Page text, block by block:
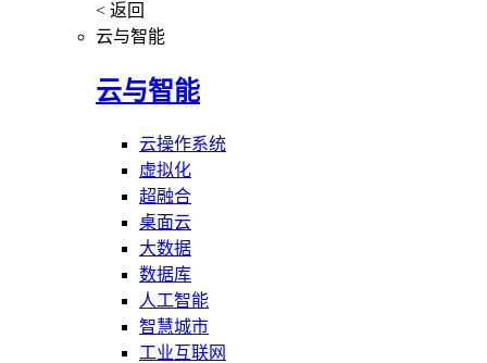
< 返回
云与智能
云与智能
云操作系统
虚拟化
超融合
桌面云
大数据
数据库
人工智能
智慧城市
工业互联网